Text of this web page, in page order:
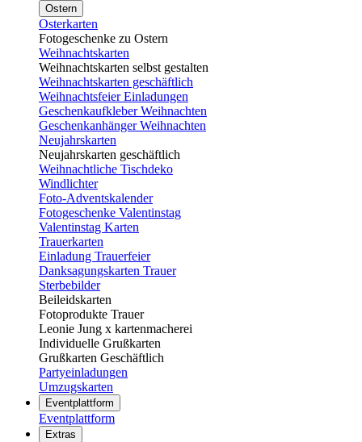
Ostern
Osterkarten
Fotogeschenke zu Ostern
Weihnachtskarten
Weihnachtskarten selbst gestalten
Weihnachtskarten geschäftlich
Weihnachtsfeier Einladungen
Geschenkaufkleber Weihnachten
Geschenkanhänger Weihnachten
Neujahrskarten
Neujahrskarten geschäftlich
Weihnachtliche Tischdeko
Windlichter
Foto-Adventskalender
Fotogeschenke Valentinstag
Valentinstag Karten
Trauerkarten
Einladung Trauerfeier
Danksagungskarten Trauer
Sterbebilder
Beileidskarten
Fotoprodukte Trauer
Leonie Jung x kartenmacherei
Individuelle Grußkarten
Grußkarten Geschäftlich
Partyeinladungen
Umzugskarten
Eventplattform
Eventplattform
Extras